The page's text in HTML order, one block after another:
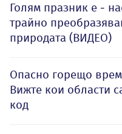
Голям празник е -
трайно
природата (ВИДЕО)
Опасно горещо
Вижте кои области
код